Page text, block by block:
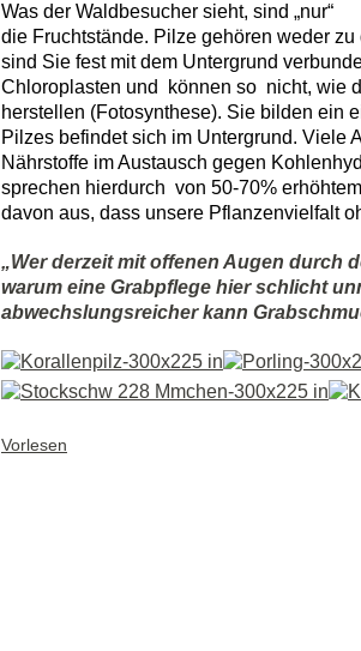
Was der Waldbesucher sieht, sind „nur“
die Fruchtstände. Pilze gehören weder
sind Sie fest mit dem Untergrund
Chloroplasten und
können so nicht, wie
herstellen (Fotosynthese). Sie bilden ein
Pilzes befindet sich im Untergrund. Viele
Nährstoffe im Austausch gegen
sprechen hierdurch von 50-70%
davon aus, dass unsere Pflanzenvielfalt
„Wer derzeit mit offenen Augen durch
warum eine Grabpflege hier schlicht
abwechslungsreicher kann
Vorlesen